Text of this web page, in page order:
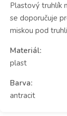
Plastový truhlík
se doporučuje
miskou pod
Materiál:
plast
Barva:
antracit